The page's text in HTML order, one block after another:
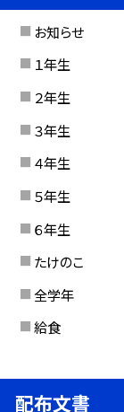
お知らせ
１年生
２年生
３年生
４年生
５年生
６年生
たけのこ
全学年
給食
配布文書